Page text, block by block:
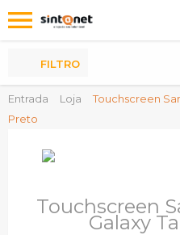
Entrada Loja
Touchscreen
Preto
FILTRO
Touchscreen
Galaxy